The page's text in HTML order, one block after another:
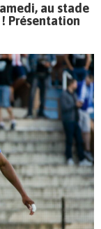
au stade
Présentation